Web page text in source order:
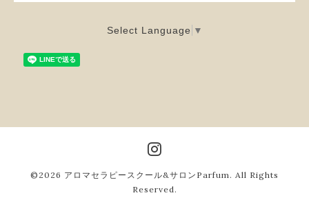
Select Language ▼
©2026 アロマセラピースクール&サロンParfum . All Rights
Reserved.